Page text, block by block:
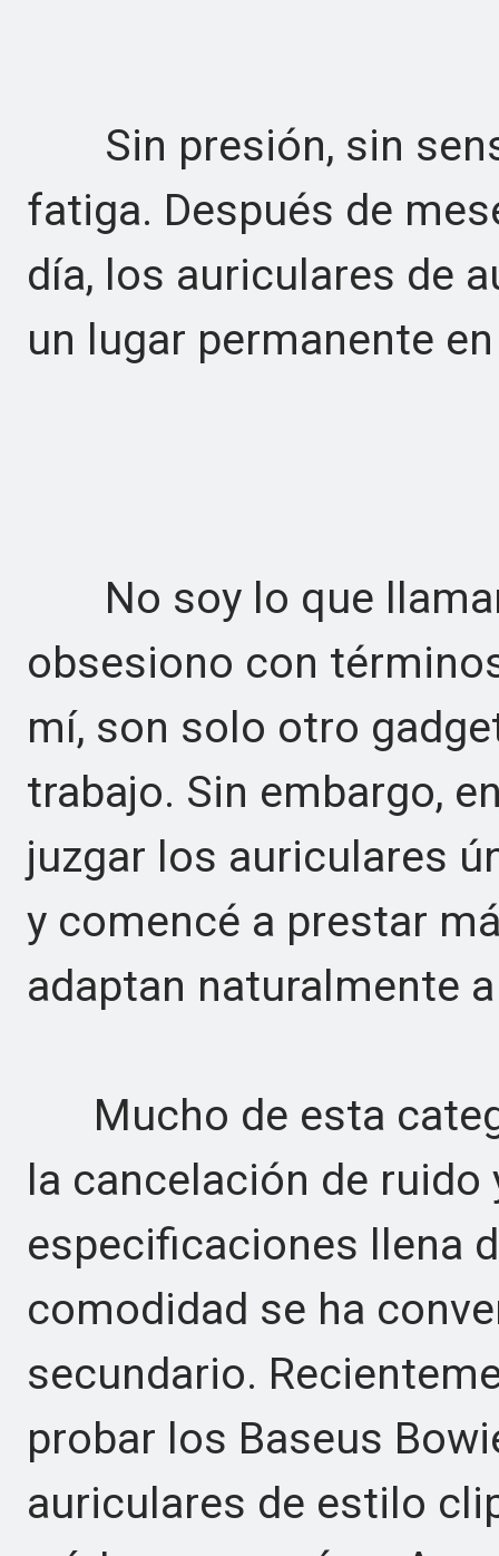
Sin presión, sin
fatiga. Después de
día, los auriculares de
un lugar permanente
No soy lo que
obsesiono con
mí, son solo otro
trabajo. Sin embargo,
juzgar los auriculares
y comencé a prestar
adaptan naturalmente
Mucho de esta
la cancelación de ruido
especificaciones llena
comodidad se ha
secundario.
probar los Baseus
auriculares de estilo